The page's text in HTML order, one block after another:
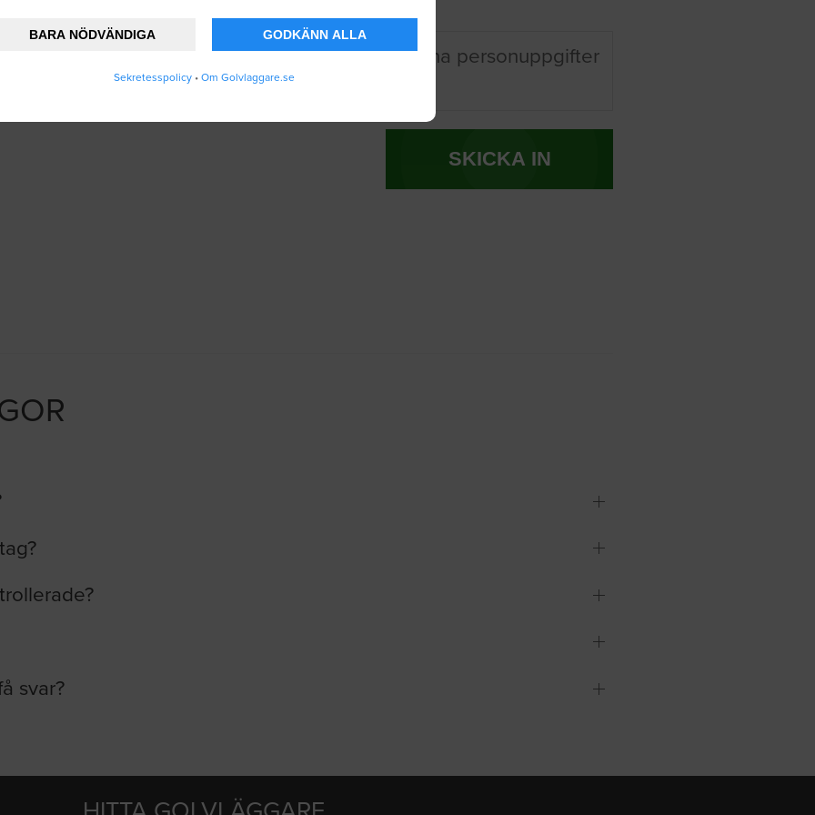
BARA NÖDVÄNDIGA GODKÄNN ALLA
Sekretesspolicy• Om Golvlaggare.se
att Golvlaggare.se lagrar och använder mina personuppgifter
.
SKICKA IN
svar?